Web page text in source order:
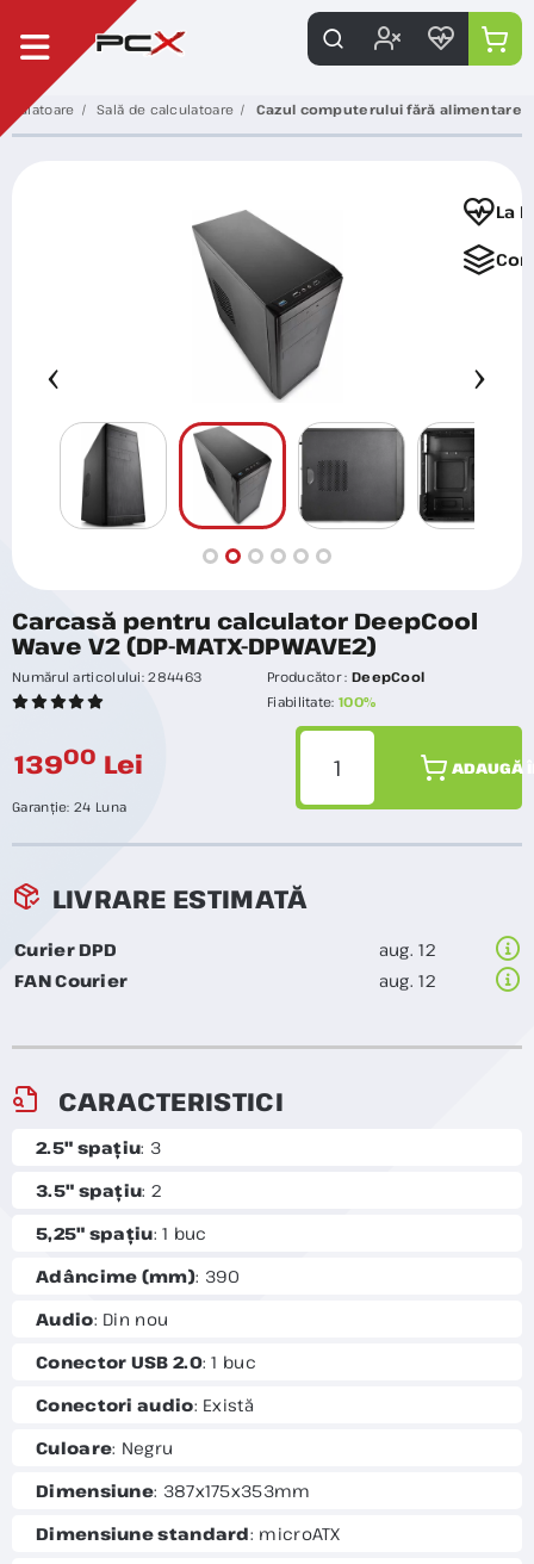
Sală de calculatoare Cazul computerului fără alimentare
La
Carcasă pentru calculator DeepCool
Wave V2 (DP-MATX-DPWAVE2)
Numărul articolului:284463 Producător : DeepCool
Fiabilitate: 100%
13900 Lei
Garanție: 24 Luna
ADAUGĂ
LIVRARE ESTIMATĂ
Curier DPD
aug. 12
FAN Courier
aug. 12
CARACTERISTICI
2.5" spațiu: 3
3.5" spațiu: 2
5,25" spațiu: 1 buc
Adâncime (mm): 390
Audio: Din nou
Conector USB 2.0: 1 buc
Conectori audio: Există
Culoare: Negru
Dimensiune: 387x175x353mm
Dimensiune standard: microATX